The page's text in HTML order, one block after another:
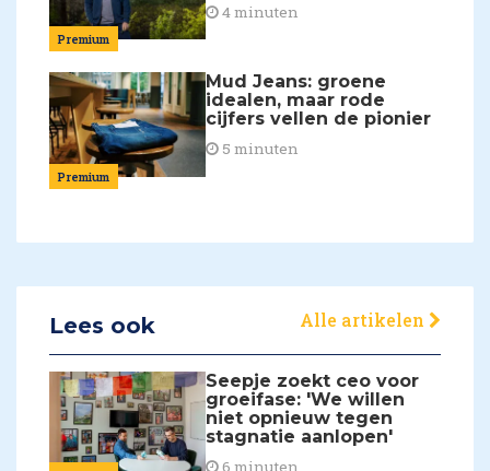
Premium
4 minuten
Premium
Mud Jeans: groene
idealen, maar rode
cijfers vellen de pionier
5 minuten
Lees ook Alle artikelen
Seepje zoekt ceo voor
groeifase: 'We willen
niet opnieuw tegen
stagnatie aanlopen'
6 minuten